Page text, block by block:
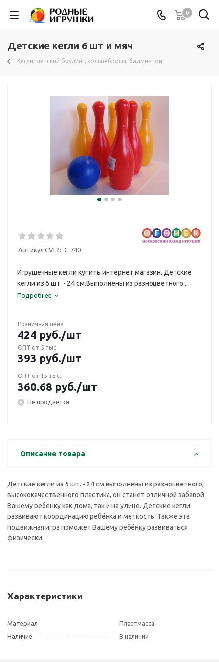
0
Детские кегли 6 шт и мяч
Кегли, детский боулинг, кольцебросы, бадминтон
Артикул CVL2:: С-740
Игрушечные кегли купить интернет магазин. Детские
кегли из 6 шт. - 24 см.Выполнены из разноцветного...
Подробнее
Розничная цена
424 руб./шт
ОПТ от 5 тыс.
393 руб./шт
ОПТ от 15 тыс.
360.68 руб./шт
Не продается
Описание товара
Детские кегли из 6 шт. - 24 см.выполнены из разноцветного,
высококачественного пластика, он станет отличной забавой
Вашему ребёнку как дома, так и на улице. Детские кегли
развивают координацию ребёнка и меткость. Также эта
подвижная игра поможет Вашему ребёнку развиваться
физически.
Характеристики
Материал
Пластмасса
Наличие
В наличии